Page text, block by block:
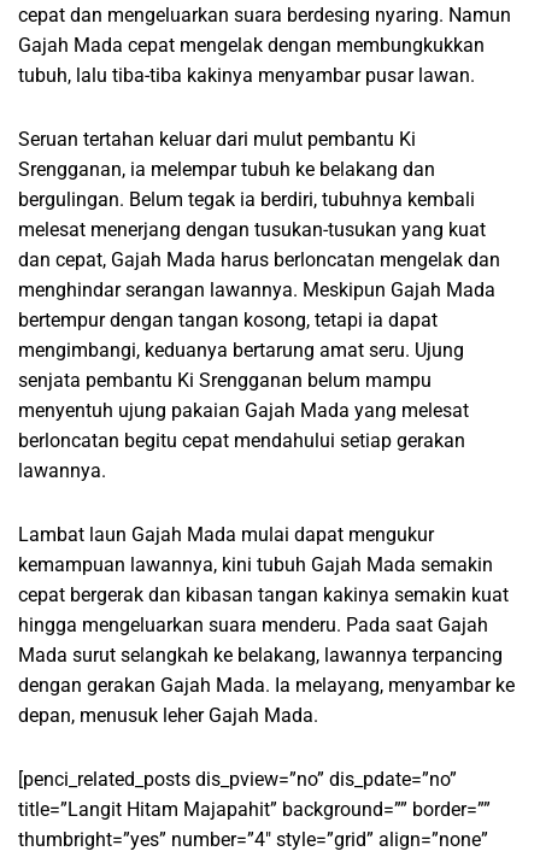
cepat dan mengeluarkan suara berdesing nyaring. Namun
Gajah Mada cepat mengelak dengan membungkukkan
tubuh, lalu tiba-tiba kakinya menyambar pusar lawan.
Seruan tertahan keluar dari mulut pembantu Ki
Srengganan, ia melempar tubuh ke belakang dan
bergulingan. Belum tegak ia berdiri, tubuhnya kembali
melesat menerjang dengan tusukan-tusukan yang kuat
dan cepat, Gajah Mada harus berloncatan mengelak dan
menghindar serangan lawannya. Meskipun Gajah Mada
bertempur dengan tangan kosong, tetapi ia dapat
mengimbangi, keduanya bertarung amat seru. Ujung
senjata pembantu Ki Srengganan belum mampu
menyentuh ujung pakaian Gajah Mada yang melesat
berloncatan begitu cepat mendahului setiap gerakan
lawannya.
Lambat laun Gajah Mada mulai dapat mengukur
kemampuan lawannya, kini tubuh Gajah Mada semakin
cepat bergerak dan kibasan tangan kakinya semakin kuat
hingga mengeluarkan suara menderu. Pada saat Gajah
Mada surut selangkah ke belakang, lawannya terpancing
dengan gerakan Gajah Mada. Ia melayang, menyambar ke
depan, menusuk leher Gajah Mada.
[penci_related_posts dis_pview=”no” dis_pdate=”no”
title=”Langit Hitam Majapahit” background=”” border=””
thumbright=”yes” number=”4″ style=”grid” align=”none”